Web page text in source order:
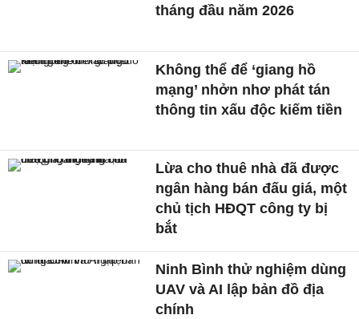
tháng đầu năm 2026
Không thể để ‘giang hồ
mạng’ nhởn nhơ phát tán
thông tin xấu độc kiếm tiền
Lừa cho thuê nhà đã được
ngân hàng bán đấu giá, một
chủ tịch HĐQT công ty bị
bắt
Ninh Bình thử nghiệm dùng
UAV và AI lập bản đồ địa
chính